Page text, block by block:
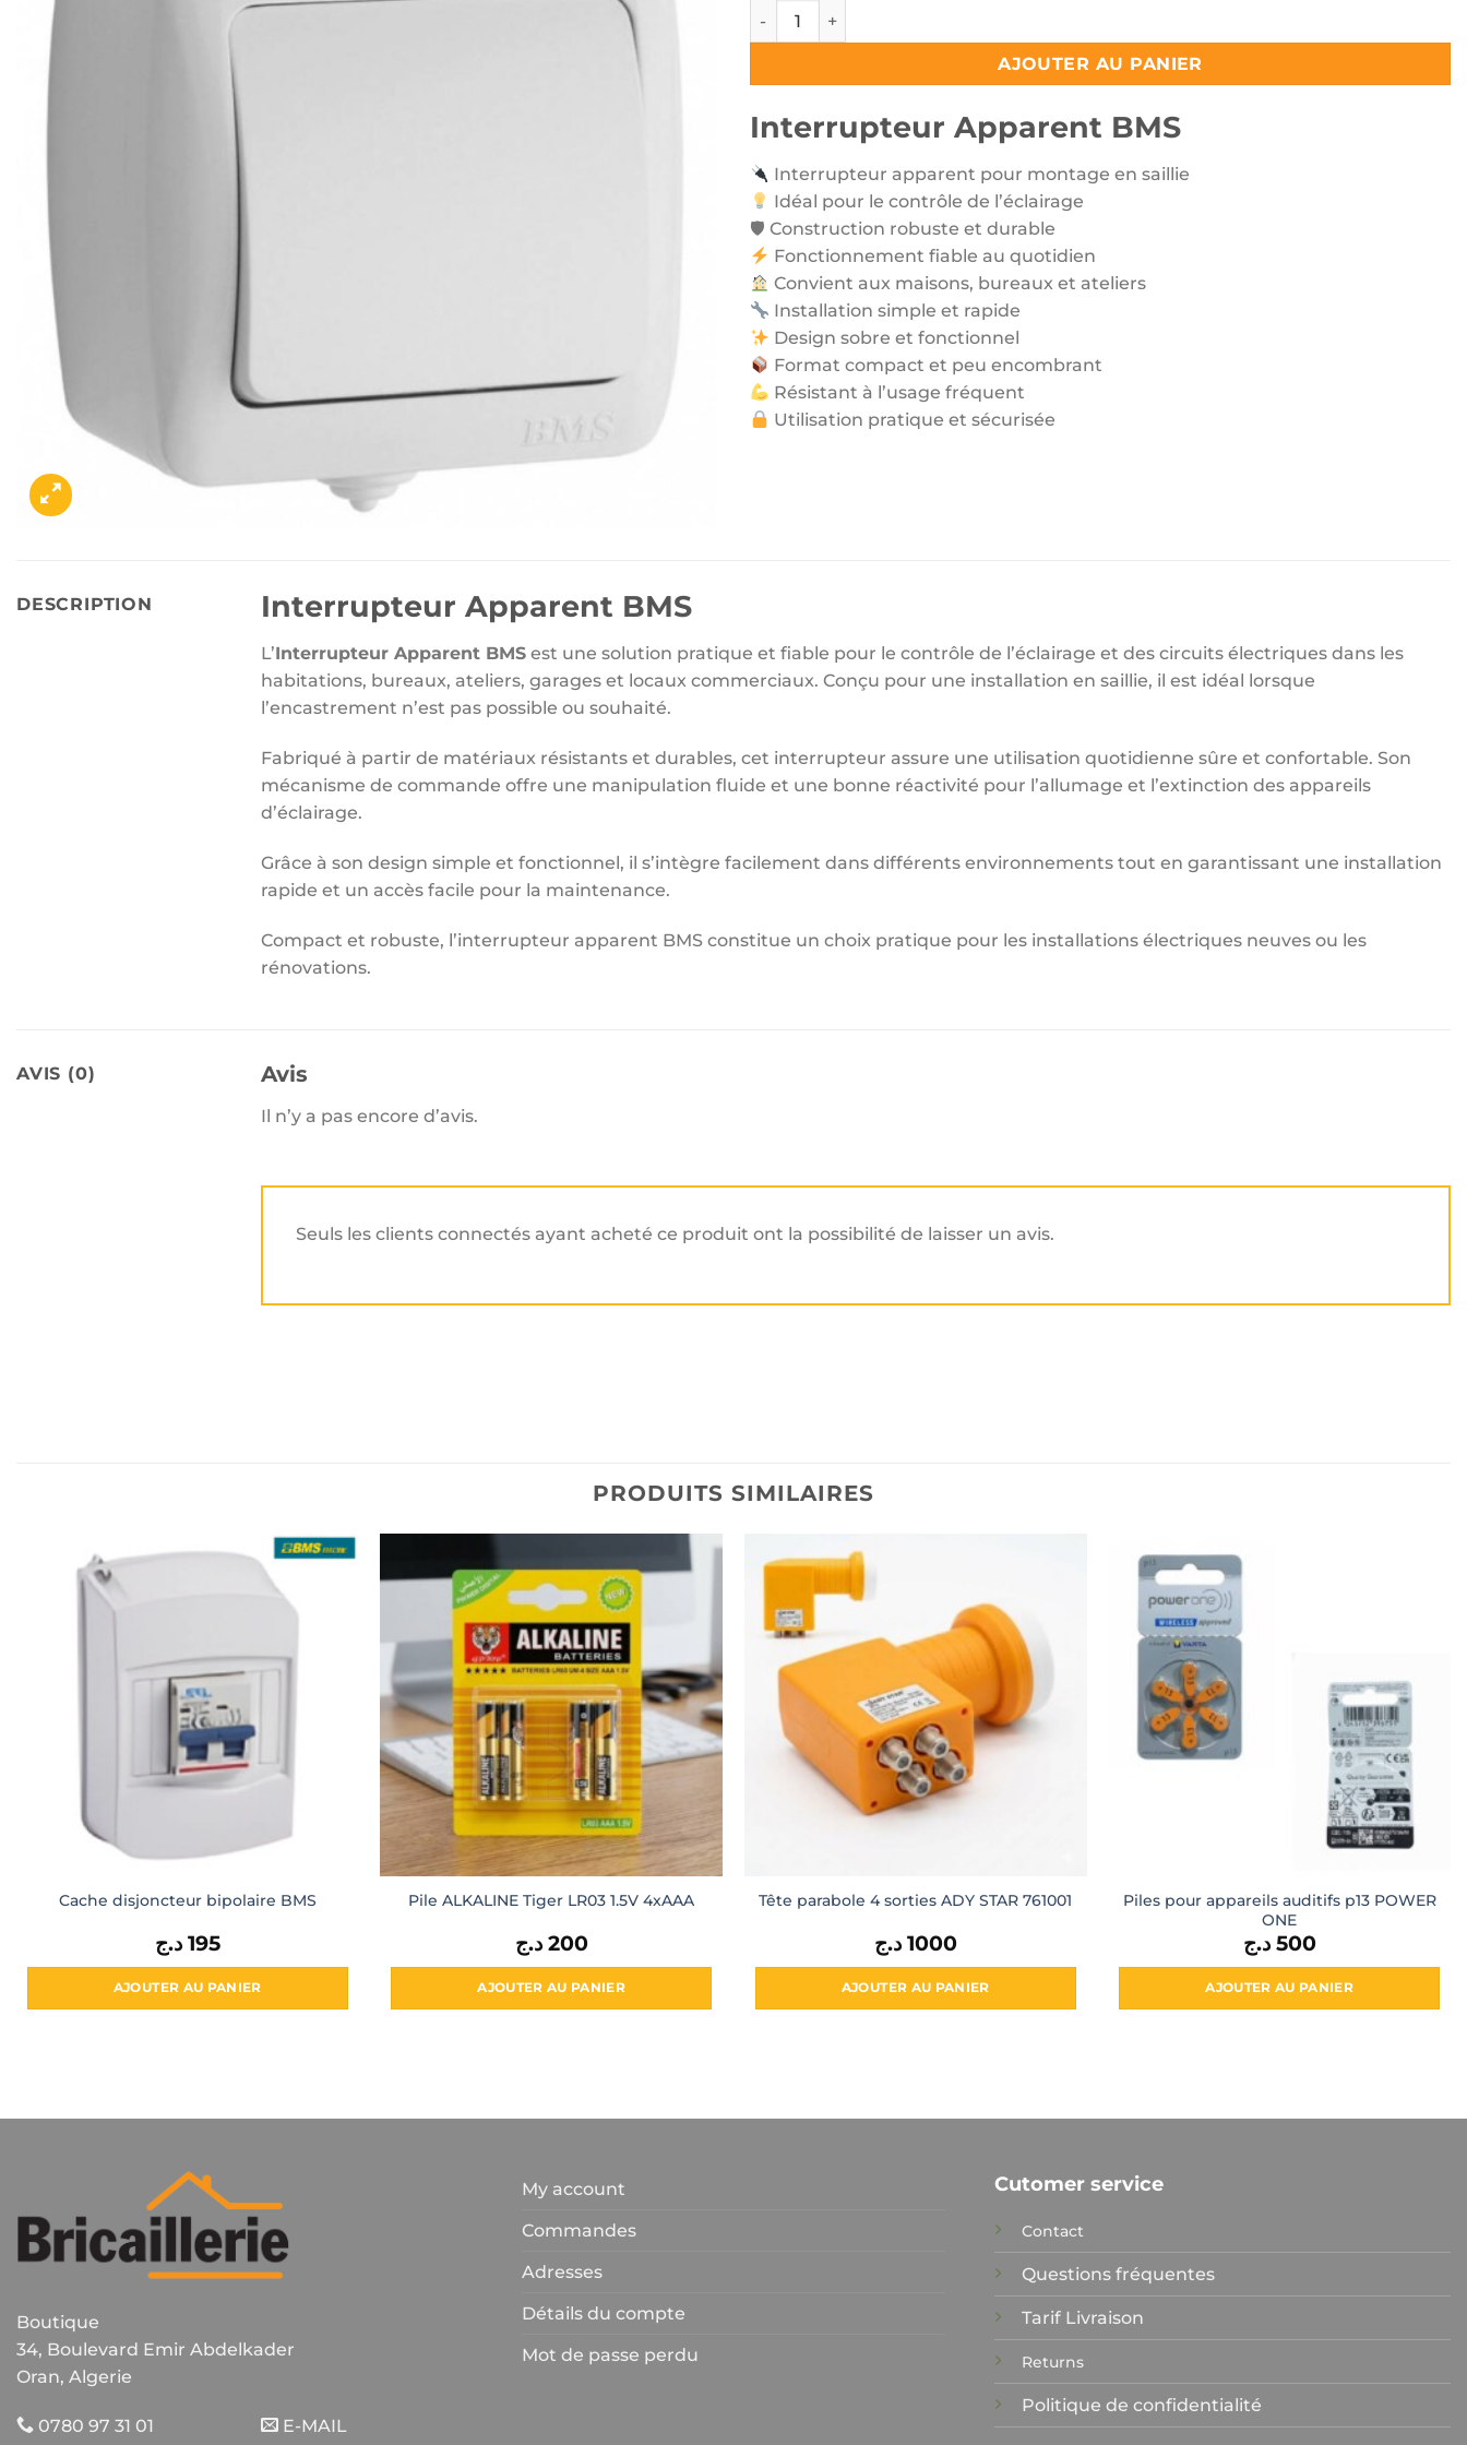
quantité de Interrupteur Apparent BMS
AJOUTER AU PANIER
Interrupteur Apparent BMS
Interrupteur apparent pour montage en saillie
Idéal pour le contrôle de l’éclairage
🛡 Construction robuste et durable
Fonctionnement fiable au quotidien
Convient aux maisons, bureaux et ateliers
Installation simple et rapide
Design sobre et fonctionnel
Format compact et peu encombrant
Résistant à l’usage fréquent
Utilisation pratique et sécurisée
DESCRIPTION Interrupteur Apparent BMS
L’Interrupteur Apparent BMS est une solution pratique et fiable pour le contrôle de l’éclairage et des circuits électriques dans les
habitations, bureaux, ateliers, garages et locaux commerciaux. Conçu pour une installation en saillie, il est idéal lorsque
l’encastrement n’est pas possible ou souhaité.
Fabriqué à partir de matériaux résistants et durables, cet interrupteur assure une utilisation quotidienne sûre et confortable. Son
mécanisme de commande offre une manipulation fluide et une bonne réactivité pour l’allumage et l’extinction des appareils
d’éclairage.
Grâce à son design simple et fonctionnel, il s’intègre facilement dans différents environnements tout en garantissant une installation
rapide et un accès facile pour la maintenance.
Compact et robuste, l’interrupteur apparent BMS constitue un choix pratique pour les installations électriques neuves ou les
rénovations.
AVIS (0) Avis
Il n’y a pas encore d’avis.
Seuls les clients connectés ayant acheté ce produit ont la possibilité de laisser un avis.
PRODUITS SIMILAIRES
Cache disjoncteur bipolaire BMS
195 د.ج
AJOUTER AU PANIER
Pile ALKALINE Tiger LR03 1.5V 4xAAA
200 د.ج
AJOUTER AU PANIER
Tête parabole 4 sorties ADY STAR 761001
1000 د.ج
AJOUTER AU PANIER
Piles pour appareils auditifs p13 POWER
ONE
500 د.ج
AJOUTER AU PANIER
Boutique
34, Boulevard Emir Abdelkader
Oran, Algerie
0780 97 31 01 E-MAIL
My account
Commandes
Adresses
Détails du compte
Mot de passe perdu
Cutomer service
Contact
Questions fréquentes
Tarif Livraison
Returns
Politique de confidentialité